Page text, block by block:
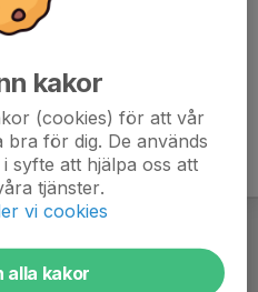
kakor
(cookies) för att vår
för dig. De används
syfte att hjälpa oss att
tjänster.
vi cookies
alla kakor